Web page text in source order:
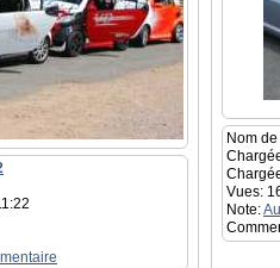
Nom
Vues:
Note: